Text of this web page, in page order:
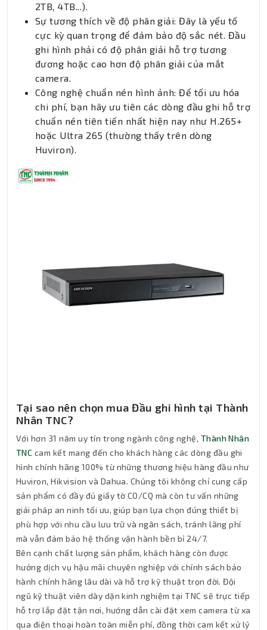
2TB, 4TB...).
Sự tương thích về độ phân giải: Đây là yếu tố
cực kỳ quan trọng để đảm bảo độ sắc nét. Đầu
ghi hình phải có độ phân giải hỗ trợ tương
đương hoặc cao hơn độ phân giải của mắt
camera.
Công nghệ chuẩn nén hình ảnh: Để tối ưu hóa
chi phí, bạn hãy ưu tiên các dòng đầu ghi hỗ trợ
chuẩn nén tiên tiến nhất hiện nay như H.265+
hoặc Ultra 265 (thường thấy trên dòng
Huviron).
Tại sao nên chọn mua Đầu ghi hình tại Thành
Nhân TNC?
Với hơn 31 năm uy tín trong ngành công nghệ, Thành Nhân
TNC cam kết mang đến cho khách hàng các dòng đầu ghi
hình chính hãng 100% từ những thương hiệu hàng đầu như
Huviron, Hikvision và Dahua. Chúng tôi không chỉ cung cấp
sản phẩm có đầy đủ giấy tờ CO/CQ mà còn tư vấn những
giải pháp an ninh tối ưu, giúp bạn lựa chọn đúng thiết bị
phù hợp với nhu cầu lưu trữ và ngân sách, tránh lãng phí
mà vẫn đảm bảo hệ thống vận hành bền bỉ 24/7.
Bên cạnh chất lượng sản phẩm, khách hàng còn được
hưởng dịch vụ hậu mãi chuyên nghiệp với chính sách bảo
hành chính hãng lâu dài và hỗ trợ kỹ thuật trọn đời. Đội
ngũ kỹ thuật viên dày dặn kinh nghiệm tại TNC sẽ trực tiếp
hỗ trợ lắp đặt tận nơi, hướng dẫn cài đặt xem camera từ xa
qua điện thoại hoàn toàn miễn phí, đồng thời cam kết xử lý